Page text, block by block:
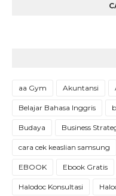
aa Gym Akuntansi
Belajar Bahasa Inggris
Budaya Business
cara cek keaslian samsung
EBOOK Ebook Gratis
Halodoc Konsultasi